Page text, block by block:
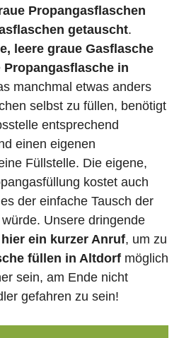
Propangasflaschen
getauscht.
leere graue Gasflasche
Propangasflasche in
manchmal etwas anders
selbst zu füllen, benötigt
entsprechend
einen eigenen
Füllstelle. Die eigene,
kostet auch
der einfache Tausch der
Unsere dringende
ein kurzer Anruf, um zu
füllen in Altdorf möglich
sein, am Ende nicht
gefahren zu sein!